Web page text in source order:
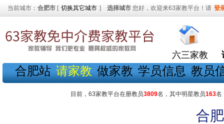
当前城市： 合肥市 [ 切换其它城市 ] 选择城市 您好，欢迎来63家教平台！请 登
六三家教
合肥站 请家教 做家教 学员信息 教员
目前，63家教平台在册教员3809名，其中明星教员163名
合